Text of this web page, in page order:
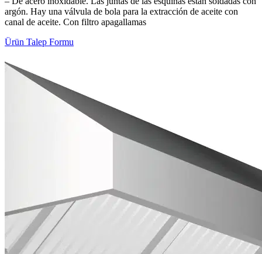
argón. Hay una válvula de bola para la extracción de aceite con
canal de aceite. Con filtro apagallamas
Ürün Talep Formu